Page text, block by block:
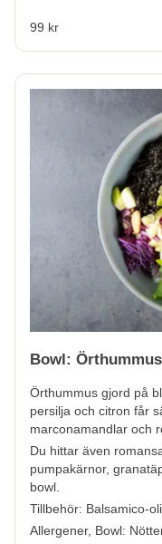
99 kr
Bowl:
Örthummus gjord på
persilja och citron får
marconamandlar och
Du hittar även
pumpakärnor,
bowl.
Tillbehör: Balsamico-
Allergener, Bowl: